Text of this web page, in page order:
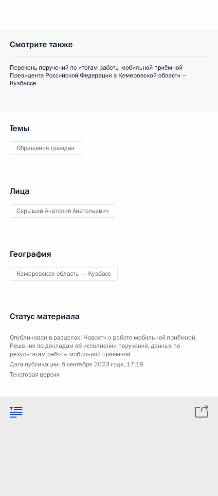
Смотрите также
Перечень поручений по итогам работы мобильной приёмной
Президента Российской Федерации в Кемеровской области –
Кузбассе
Темы
Обращения граждан
Лица
Серышев Анатолий Анатольевич
География
Кемеровская область — Кузбасс
Статус материала
Опубликован в разделах: Новости о работе мобильной приёмной,
Решения по докладам об исполнении поручений, данных по
результатам работы мобильной приёмной
Дата публикации:8 сентября 2023 года, 17:19
Текстовая версия